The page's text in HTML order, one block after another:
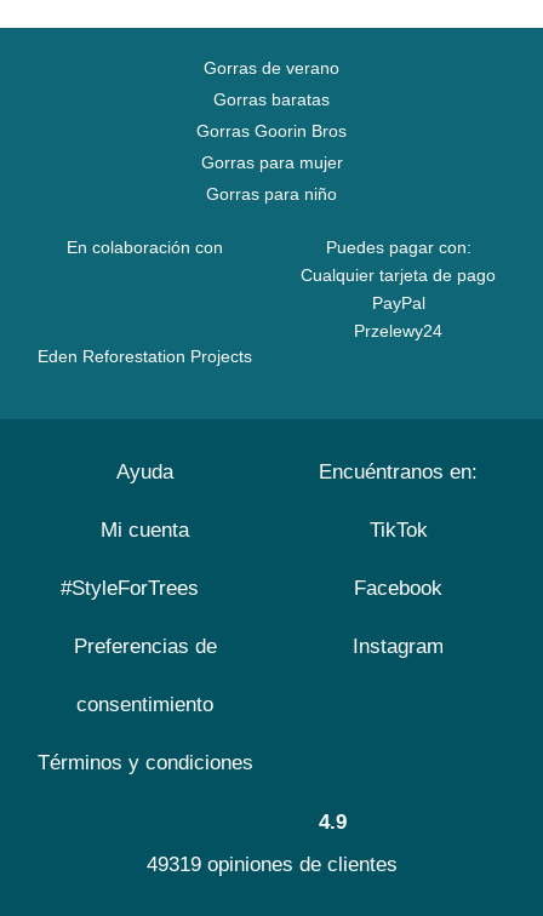
Gorras de verano
Gorras baratas
Gorras Goorin Bros
Gorras para mujer
Gorras para niño
En colaboración con
Eden Reforestation Projects
Puedes pagar con:
Cualquier tarjeta de pago
PayPal
Przelewy24
Ayuda
Mi cuenta
#StyleForTrees
Preferencias de
consentimiento
Términos y condiciones
Encuéntranos en:
TikTok
Facebook
Instagram
4.9
49319 opiniones de clientes